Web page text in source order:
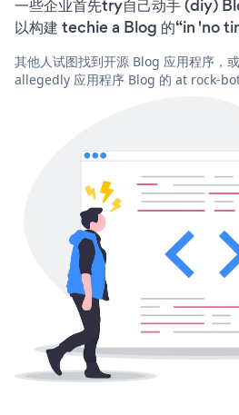
一些企业首先try自己动手 (diy)
以构建 techie a Blog 的“in 'no
其他人试图找到开源 Blog 应用程序
allegedly 应用程序 Blog 的 at rock-